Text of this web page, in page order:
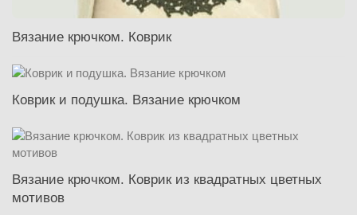
Вязание крючком. Коврик
Коврик и подушка. Вязание крючком
Вязание крючком. Коврик из квадратных цветных
мотивов